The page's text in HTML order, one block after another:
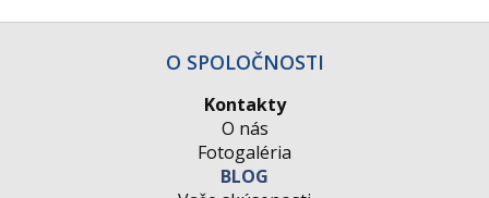
O SPOLOČNOSTI
Kontakty
O nás
Fotogaléria
BLOG